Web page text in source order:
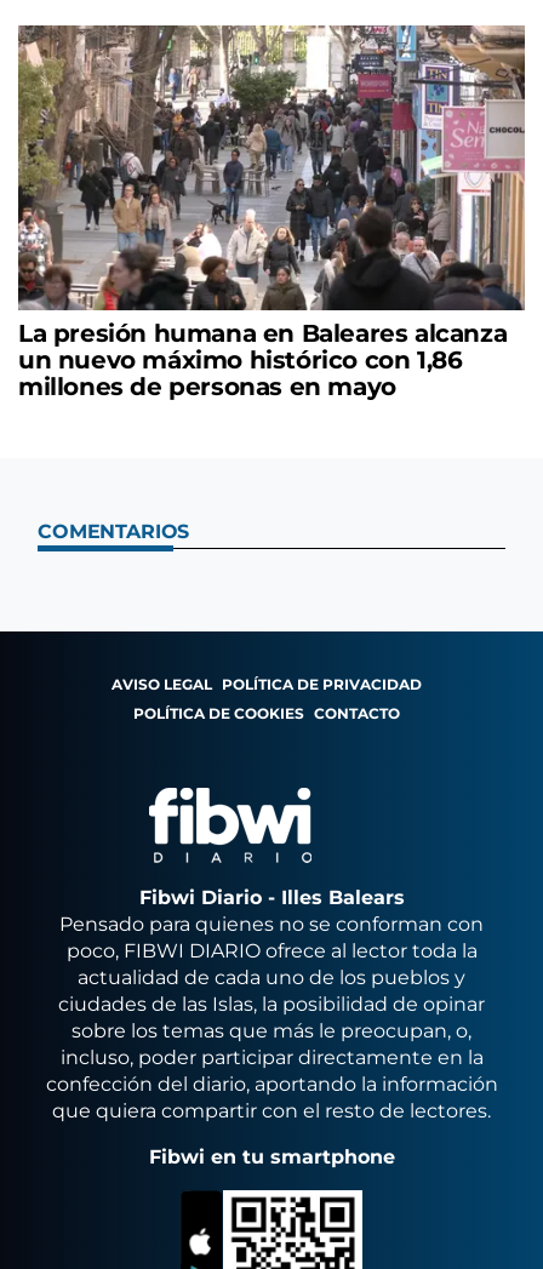
La presión humana en Baleares alcanza
un nuevo máximo histórico con 1,86
millones de personas en mayo
COMENTARIOS
AVISO LEGAL POLÍTICA DE PRIVACIDAD
POLÍTICA DE COOKIES CONTACTO
Fibwi Diario - Illes Balears
Pensado para quienes no se conforman con
poco, FIBWI DIARIO ofrece al lector toda la
actualidad de cada uno de los pueblos y
ciudades de las Islas, la posibilidad de opinar
sobre los temas que más le preocupan, o,
incluso, poder participar directamente en la
confección del diario, aportando la información
que quiera compartir con el resto de lectores.
Fibwi en tu smartphone